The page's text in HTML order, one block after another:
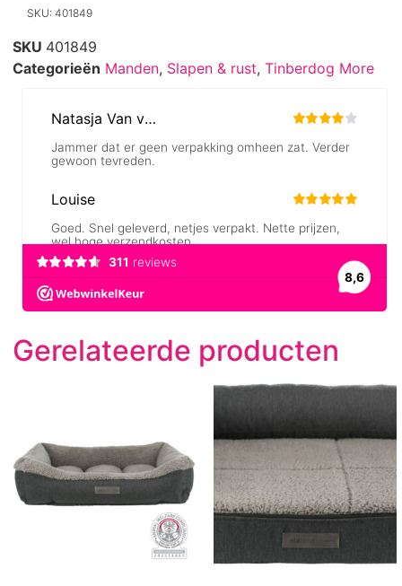
SKU: 401849
SKU 401849
Categorieën Manden, Slapen & rust, Tinberdog More
Gerelateerde producten